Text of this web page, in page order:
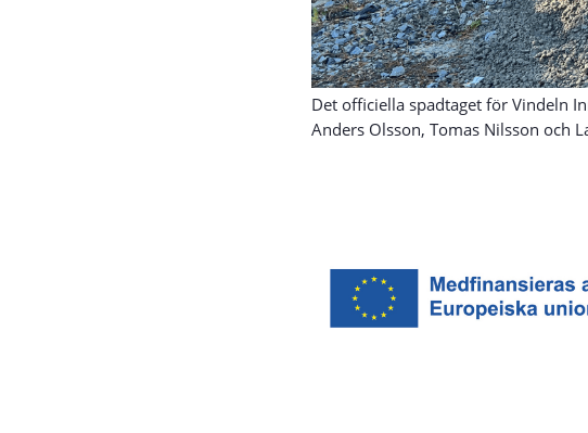
Det officiella spadtaget för Vindeln
Anders Olsson, Tomas Nilsson och